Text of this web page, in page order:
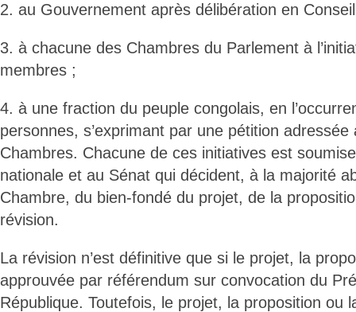
2. au Gouvernement après délibération en
3. à chacune des Chambres du Parlement à
membres ;
4. à une fraction du peuple congolais, en
personnes, s’exprimant par une pétition adressée
Chambres. Chacune de ces initiatives est
nationale et au Sénat qui décident, à la majorité
Chambre, du bien-fondé du projet, de la
révision.
La révision n’est définitive que si le projet, la
approuvée par référendum sur convocation du
République. Toutefois, le projet, la proposition ou